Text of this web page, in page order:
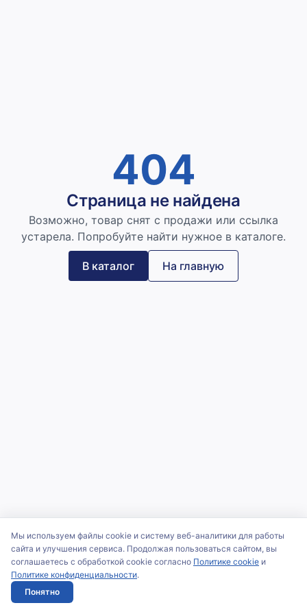
404
Страница не найдена
Возможно, товар снят с продажи или ссылка
устарела. Попробуйте найти нужное в каталоге.
В каталог На главную
Мы используем файлы cookie и систему веб-аналитики для работы
сайта и улучшения сервиса. Продолжая пользоваться сайтом, вы
соглашаетесь с обработкой cookie согласно Политике cookie и
Политике конфиденциальности.
Понятно